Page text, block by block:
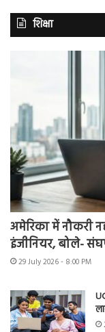
शिक्षा
अमेरिका में नौकरी
इंजीनियर, बोले-
29 July 2026 - 8:00 PM